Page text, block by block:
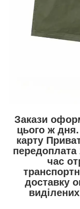
Закази
цього ж дня.
карту
передоплата
час
доставку